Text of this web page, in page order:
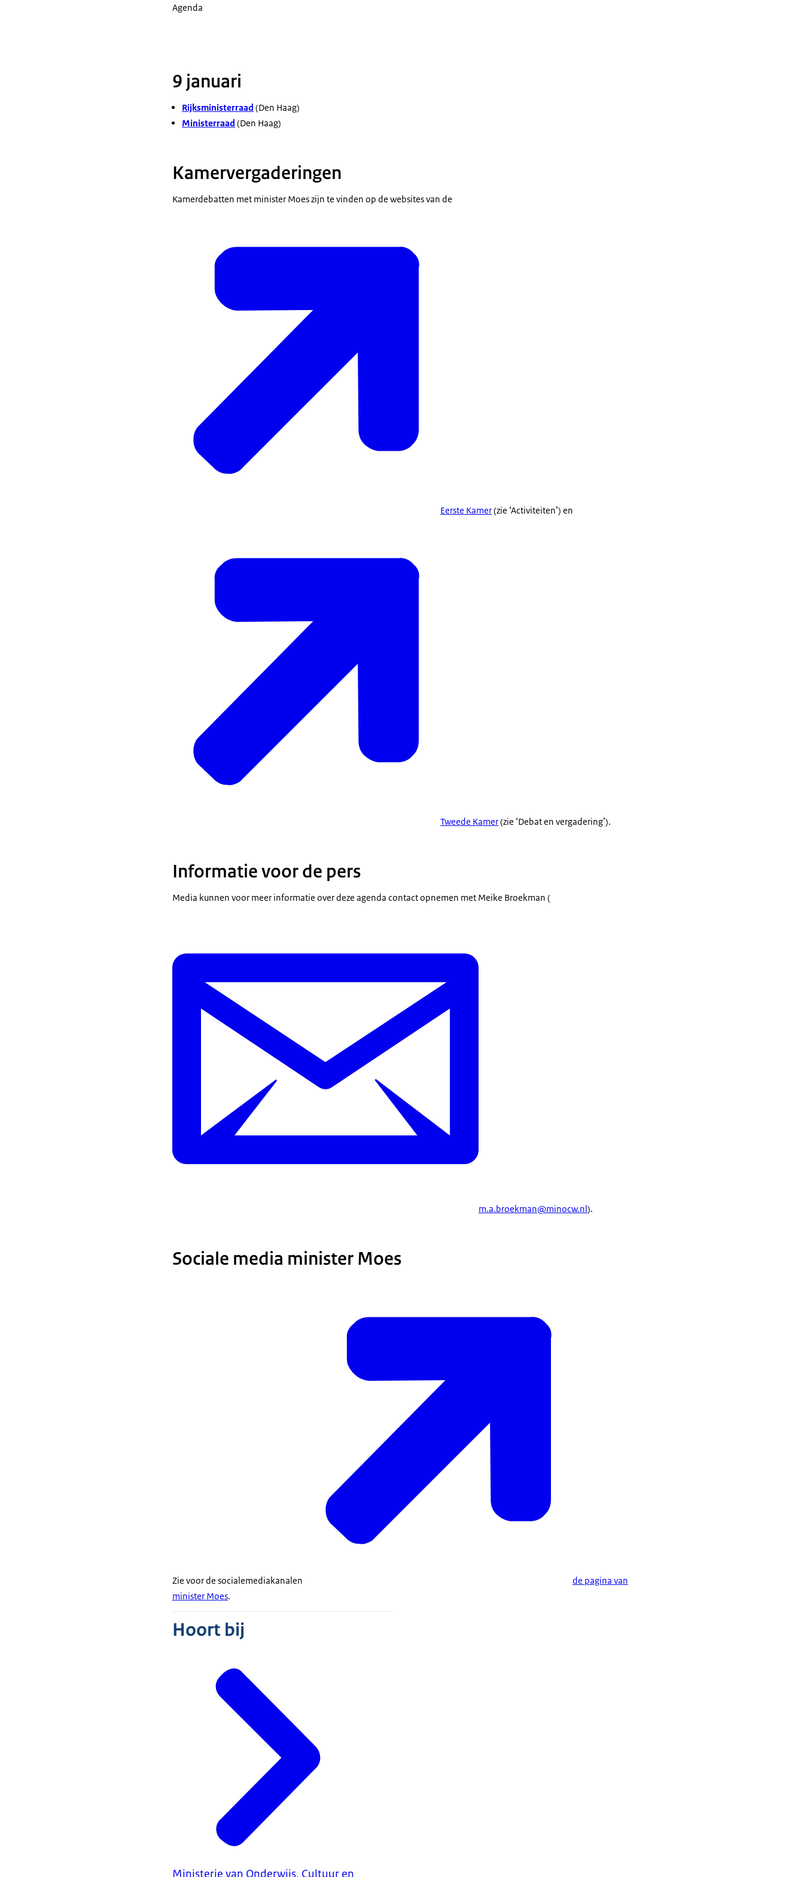
Agenda
9 januari
Rijksministerraad (Den Haag)
Ministerraad (Den Haag)
Kamervergaderingen
Kamerdebatten met minister Moes zijn te vinden op de websites van de
Eerste Kamer(zie ‘Activiteiten’) en
Tweede Kamer(zie ‘Debat en vergadering’).
Informatie voor de pers
Media kunnen voor meer informatie over deze agenda contact opnemen met Meike Broekman (
m.a.broekman@minocw.nl).
Sociale media minister Moes
Zie voor de socialemediakanalen
de pagina van
minister Moes.
Hoort bij
Ministerie van Onderwijs, Cultuur en